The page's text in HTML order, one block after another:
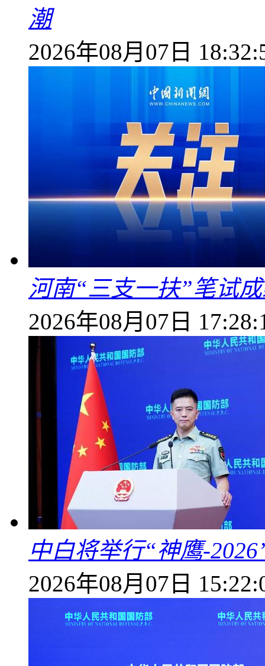
潮
2026年08月07日
河南“三支一扶”笔试
2026年08月07日
中白将举行“神鹰-
2026年08月07日